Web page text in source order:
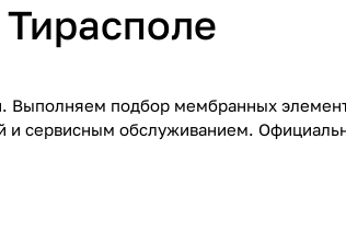
Выполняем подбор мембранных
сервисным обслуживанием.